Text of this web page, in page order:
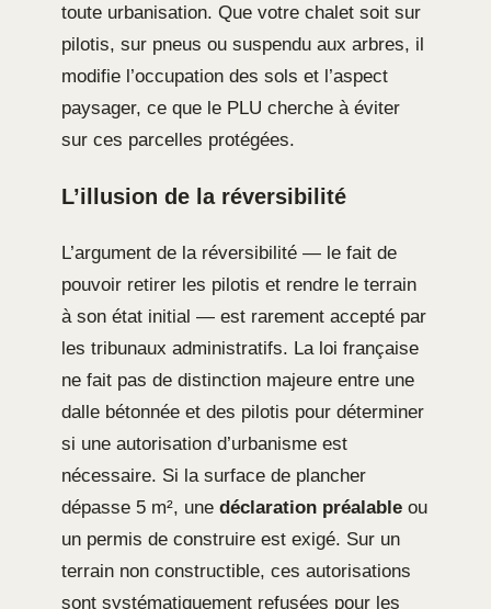
toute urbanisation. Que votre chalet soit sur
pilotis, sur pneus ou suspendu aux arbres, il
modifie l’occupation des sols et l’aspect
paysager, ce que le PLU cherche à éviter
sur ces parcelles protégées.
L’illusion de la réversibilité
L’argument de la réversibilité — le fait de
pouvoir retirer les pilotis et rendre le terrain
à son état initial — est rarement accepté par
les tribunaux administratifs. La loi française
ne fait pas de distinction majeure entre une
dalle bétonnée et des pilotis pour déterminer
si une autorisation d’urbanisme est
nécessaire. Si la surface de plancher
dépasse 5 m², une déclaration préalable ou
un permis de construire est exigé. Sur un
terrain non constructible, ces autorisations
sont systématiquement refusées pour les